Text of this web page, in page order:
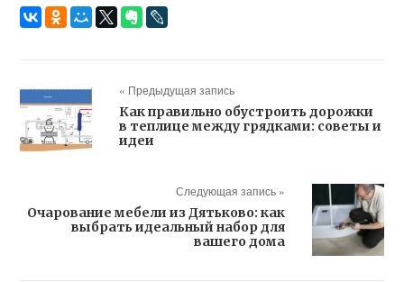
« Предыдущая запись
Как правильно обустроить дорожки
в теплице между грядками: советы и
идеи
Следующая запись »
Очарование мебели из Дятьково: как
выбрать идеальный набор для
вашего дома